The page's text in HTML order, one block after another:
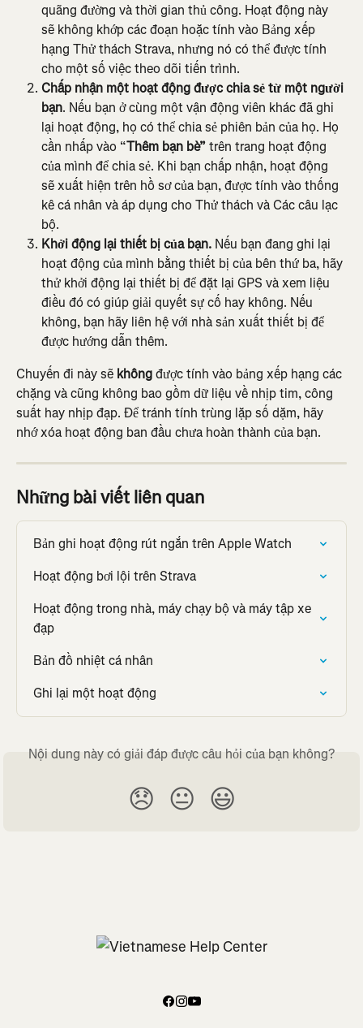
quãng đường và thời gian thủ công. Hoạt động này
sẽ không khớp các đoạn hoặc tính vào Bảng xếp
hạng Thử thách Strava, nhưng nó có thể được tính
cho một số việc theo dõi tiến trình.
Chấp nhận một hoạt động được chia sẻ từ một người
bạn. Nếu bạn ở cùng một vận động viên khác đã ghi
lại hoạt động, họ có thể chia sẻ phiên bản của họ. Họ
cần nhấp vào “Thêm bạn bè” trên trang hoạt động
của mình để chia sẻ. Khi bạn chấp nhận, hoạt động
sẽ xuất hiện trên hồ sơ của bạn, được tính vào thống
kê cá nhân và áp dụng cho Thử thách và Các câu lạc
bộ.
Khởi động lại thiết bị của bạn. Nếu bạn đang ghi lại
hoạt động của mình bằng thiết bị của bên thứ ba, hãy
thử khởi động lại thiết bị để đặt lại GPS và xem liệu
điều đó có giúp giải quyết sự cố hay không. Nếu
không, bạn hãy liên hệ với nhà sản xuất thiết bị để
được hướng dẫn thêm.
Chuyến đi này sẽ không được tính vào bảng xếp hạng các
chặng và cũng không bao gồm dữ liệu về nhịp tim, công
suất hay nhịp đạp. Để tránh tính trùng lặp số dặm, hãy
nhớ xóa hoạt động ban đầu chưa hoàn thành của bạn.
Những bài viết liên quan
Bản ghi hoạt động rút ngắn trên Apple Watch
Hoạt động bơi lội trên Strava
Hoạt động trong nhà, máy chạy bộ và máy tập xe
đạp
Bản đồ nhiệt cá nhân
Ghi lại một hoạt động
Nội dung này có giải đáp được câu hỏi của bạn không?
😞 😐 😃